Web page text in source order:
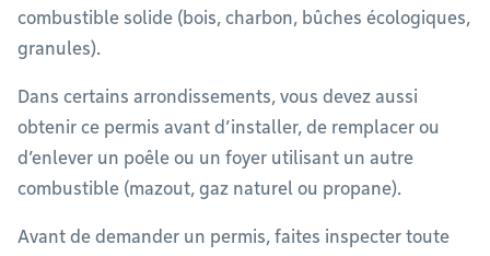
combustible solide (bois, charbon, bûches écologiques,
granules).
Dans certains arrondissements, vous devez aussi
obtenir ce permis avant d’installer, de remplacer ou
d’enlever un poêle ou un foyer utilisant un autre
combustible (mazout, gaz naturel ou propane).
Avant de demander un permis, faites inspecter toute